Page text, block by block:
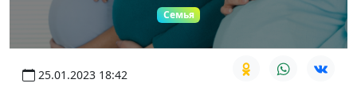
Семья
25.01.2023 18:42